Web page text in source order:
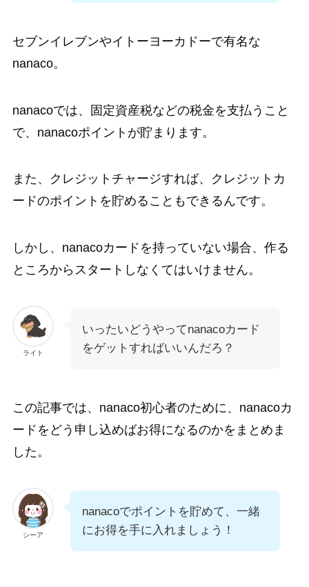
セブンイレブンやイトーヨーカドーで有名な
nanaco。
nanacoでは、固定資産税などの税金を支払うこと
で、nanacoポイントが貯まります。
また、クレジットチャージすれば、クレジットカ
ードのポイントを貯めることもできるんです。
しかし、nanacoカードを持っていない場合、作る
ところからスタートしなくてはいけません。
ライト
いったいどうやってnanacoカード
をゲットすればいいんだろ？
この記事では、nanaco初心者のために、nanacoカ
ードをどう申し込めばお得になるのかをまとめま
した。
シーア
nanacoでポイントを貯めて、一緒
にお得を手に入れましょう！